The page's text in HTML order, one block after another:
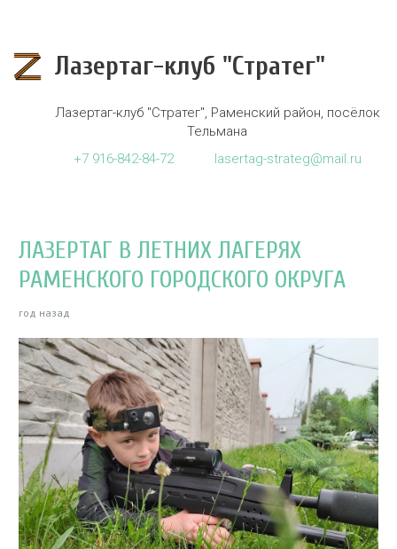
Лазертаг-клуб "Стратег"
Лазертаг-клуб "Стратег", Раменский район, посёлок
Тельмана
+7916-842-84-72 lasertag-strateg@mail.ru
ЛАЗЕРТАГ В ЛЕТНИХ ЛАГЕРЯХ
РАМЕНСКОГО ГОРОДСКОГО ОКРУГА
год назад